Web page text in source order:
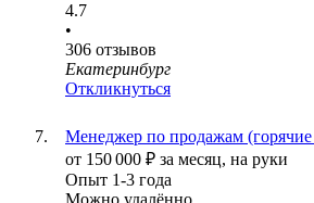
4.7
•
306 отзывов
Екатеринбург
Откликнуться
Менеджер по продажам
от 150 000 ₽ за месяц, на руки
Опыт 1-3 года